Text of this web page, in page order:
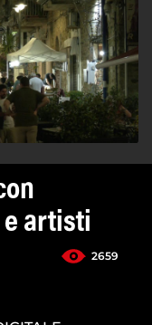
artisti
2659